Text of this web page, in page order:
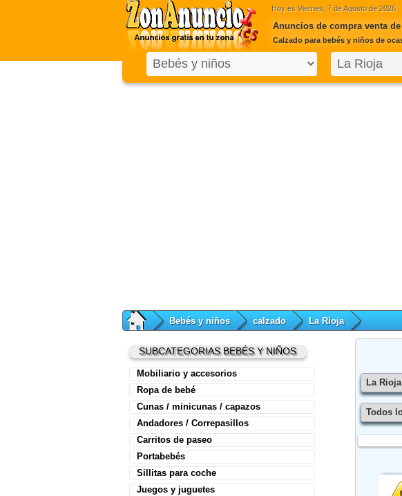
Hoy es Viernes, 7 de Agosto de 2026
Anuncios de compra venta
Calzado para bebés y niños de
Bebés y niños calzado La Rioja
SUBCATEGORIAS BEBÉS Y NIÑOS
Mobiliario y accesorios
Ropa de bebé
Cunas / minicunas / capazos
Andadores / Correpasillos
Carritos de paseo
Portabebés
Sillitas para coche
Juegos y juguetes